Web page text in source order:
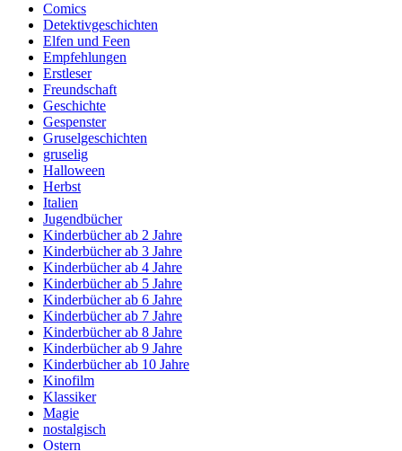
Comics
Detektivgeschichten
Elfen und Feen
Empfehlungen
Erstleser
Freundschaft
Geschichte
Gespenster
Gruselgeschichten
gruselig
Halloween
Herbst
Italien
Jugendbücher
Kinderbücher ab 2 Jahre
Kinderbücher ab 3 Jahre
Kinderbücher ab 4 Jahre
Kinderbücher ab 5 Jahre
Kinderbücher ab 6 Jahre
Kinderbücher ab 7 Jahre
Kinderbücher ab 8 Jahre
Kinderbücher ab 9 Jahre
Kinderbücher ab 10 Jahre
Kinofilm
Klassiker
Magie
nostalgisch
Ostern